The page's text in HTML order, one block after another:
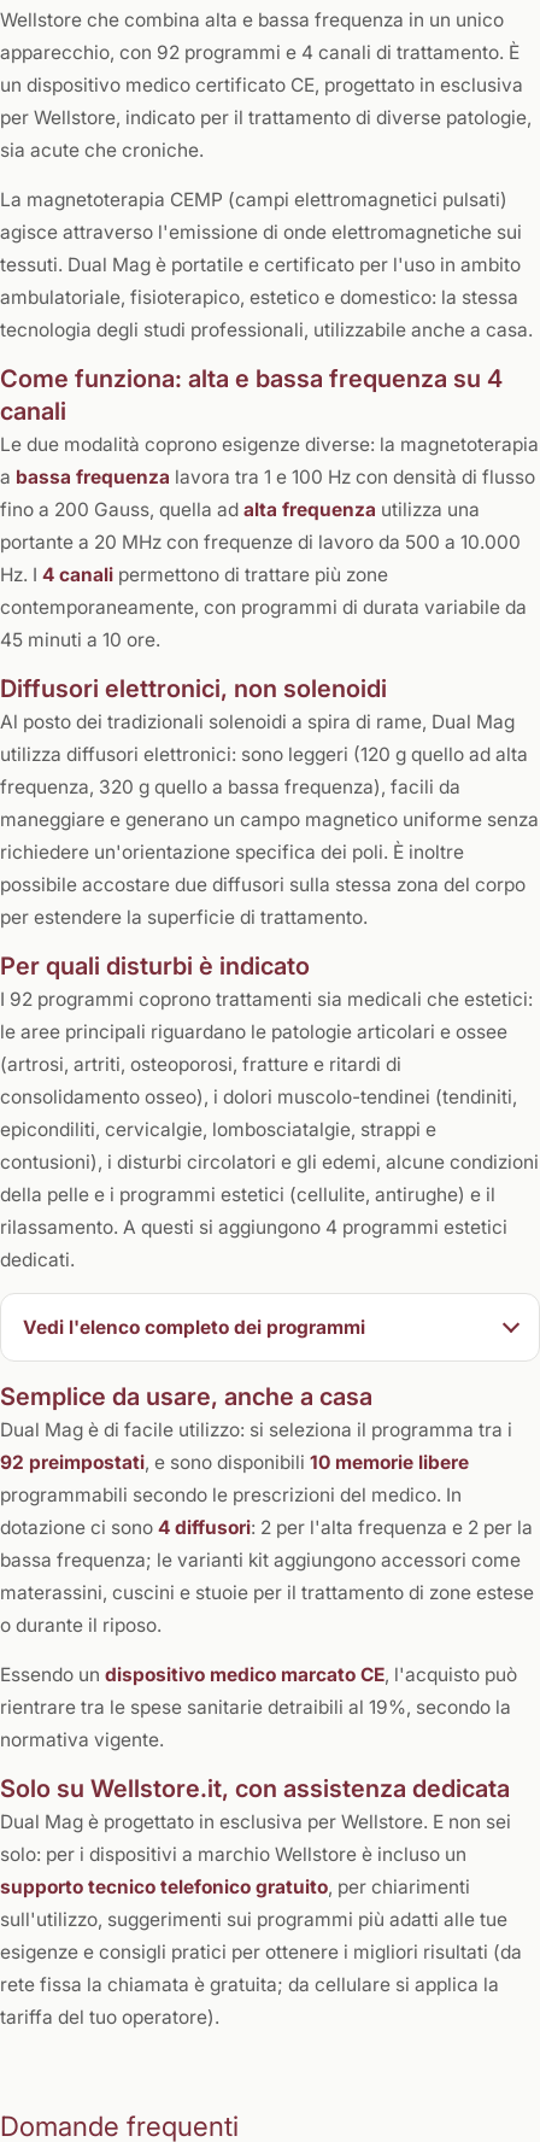
Wellstore che combina alta e bassa frequenza in un unico
apparecchio, con 92 programmi e 4 canali di trattamento. È
un dispositivo medico certificato CE, progettato in esclusiva
per Wellstore, indicato per il trattamento di diverse patologie,
sia acute che croniche.
La magnetoterapia CEMP (campi elettromagnetici pulsati)
agisce attraverso l'emissione di onde elettromagnetiche sui
tessuti. Dual Mag è portatile e certificato per l'uso in ambito
ambulatoriale, fisioterapico, estetico e domestico: la stessa
tecnologia degli studi professionali, utilizzabile anche a casa.
Come funziona: alta e bassa frequenza su 4
canali
Le due modalità coprono esigenze diverse: la magnetoterapia
a bassa frequenza lavora tra 1 e 100 Hz con densità di flusso
fino a 200 Gauss, quella ad alta frequenza utilizza una
portante a 20 MHz con frequenze di lavoro da 500 a 10.000
Hz. I 4 canali permettono di trattare più zone
contemporaneamente, con programmi di durata variabile da
45 minuti a 10 ore.
Diffusori elettronici, non solenoidi
Al posto dei tradizionali solenoidi a spira di rame, Dual Mag
utilizza diffusori elettronici: sono leggeri (120 g quello ad alta
frequenza, 320 g quello a bassa frequenza), facili da
maneggiare e generano un campo magnetico uniforme senza
richiedere un'orientazione specifica dei poli. È inoltre
possibile accostare due diffusori sulla stessa zona del corpo
per estendere la superficie di trattamento.
Per quali disturbi è indicato
I 92 programmi coprono trattamenti sia medicali che estetici:
le aree principali riguardano le patologie articolari e ossee
(artrosi, artriti, osteoporosi, fratture e ritardi di
consolidamento osseo), i dolori muscolo-tendinei (tendiniti,
epicondiliti, cervicalgie, lombosciatalgie, strappi e
contusioni), i disturbi circolatori e gli edemi, alcune condizioni
della pelle e i programmi estetici (cellulite, antirughe) e il
rilassamento. A questi si aggiungono 4 programmi estetici
dedicati.
Vedi l'elenco completo dei programmi
Semplice da usare, anche a casa
Dual Mag è di facile utilizzo: si seleziona il programma tra i
92 preimpostati, e sono disponibili 10 memorie libere
programmabili secondo le prescrizioni del medico. In
dotazione ci sono 4 diffusori: 2 per l'alta frequenza e 2 per la
bassa frequenza; le varianti kit aggiungono accessori come
materassini, cuscini e stuoie per il trattamento di zone estese
o durante il riposo.
Essendo un dispositivo medico marcato CE, l'acquisto può
rientrare tra le spese sanitarie detraibili al 19%, secondo la
normativa vigente.
Solo su Wellstore.it, con assistenza dedicata
Dual Mag è progettato in esclusiva per Wellstore. E non sei
solo: per i dispositivi a marchio Wellstore è incluso un
supporto tecnico telefonico gratuito, per chiarimenti
sull'utilizzo, suggerimenti sui programmi più adatti alle tue
esigenze e consigli pratici per ottenere i migliori risultati (da
rete fissa la chiamata è gratuita; da cellulare si applica la
tariffa del tuo operatore).
Domande frequenti